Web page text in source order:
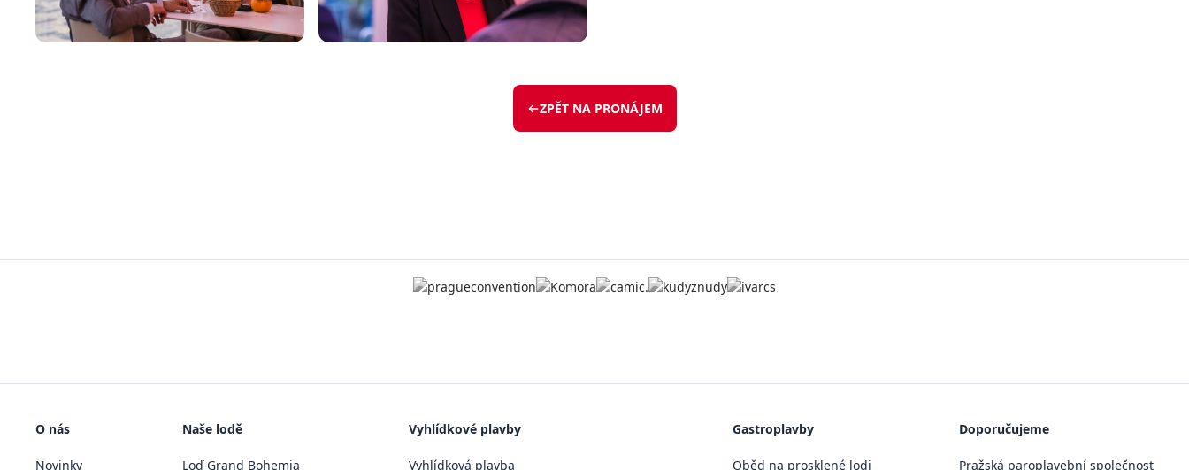
ZPĚT NA PRONÁJEM
O nás
Novinky
Naše lodě
Loď Grand Bohemia
Vyhlídkové plavby
Vyhlídková plavba
Gastroplavby
Oběd na prosklené lodi
Doporučujeme
Pražská paroplavební společnost